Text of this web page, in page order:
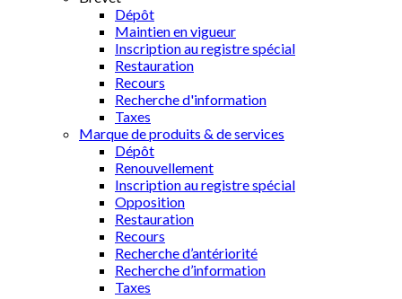
Dépôt
Maintien en vigueur
Inscription au registre spécial
Restauration
Recours
Recherche d'information
Taxes
Marque de produits & de services
Dépôt
Renouvellement
Inscription au registre spécial
Opposition
Restauration
Recours
Recherche d’antériorité
Recherche d’information
Taxes